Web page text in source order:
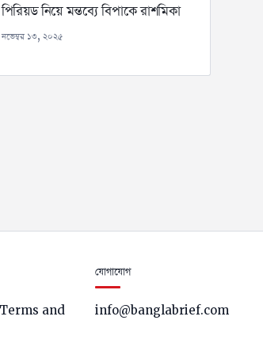
পিরিয়ড নিয়ে মন্তব্যে বিপাকে রাশমিকা
নভেম্বর ১৩, ২০২৫